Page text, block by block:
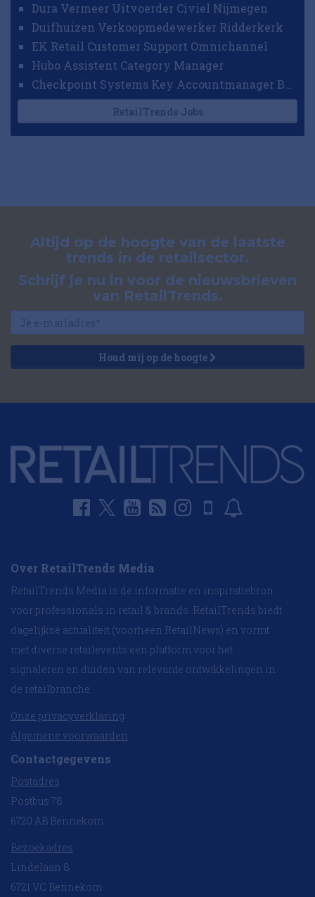
Dura Vermeer Uitvoerder Civiel Nijmegen
Duifhuizen Verkoopmedewerker Ridderkerk
EK Retail Customer Support Omnichannel
Hubo Assistent Category Manager
RetailTrends Jobs
Altijd op de hoogte van de laatste
trends in de retailsector.
Schrijf je nu in voor de nieuwsbrieven
van RetailTrends.
Houd mij op de hoogte
Over RetailTrends Media
RetailTrends Media is dé informatie en inspiratiebron
voor professionals in retail & brands. RetailTrends biedt
dagelijkse actualiteit (voorheen RetailNews) en vormt
met diverse retailevents een platform voor het
signaleren en duiden van relevante ontwikkelingen in
de retailbranche.
Onze privacyverklaring
Algemene voorwaarden
Contactgegevens
Postadres
Postbus 78
6720 AB Bennekom
Bezoekadres
Lindelaan 8
6721 VC Bennekom